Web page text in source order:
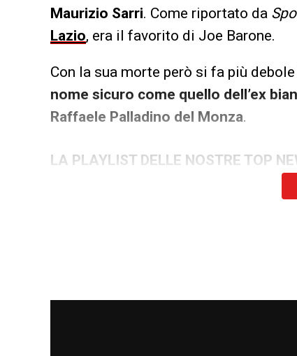
Maurizio Sarri. Come riportato da
Lazio, era il favorito di Joe Barone.
Con la sua morte però si fa più
nome sicuro come quello dell’ex
Raffaele Palladino del Monza.
LA PLAYLIST DELLE NOSTRE TOP